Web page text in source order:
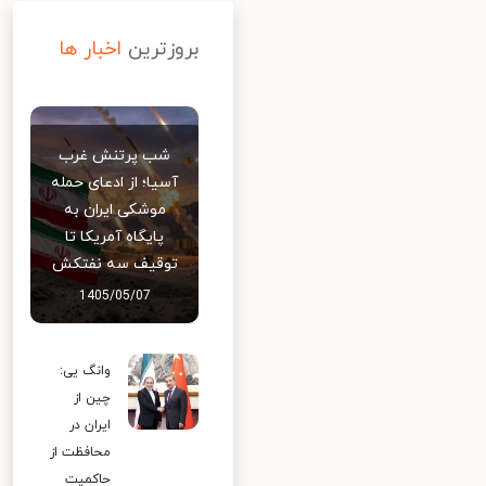
بروزترین اخبار ها
شب پرتنش غرب
آسیا؛ از ادعای حمله
موشکی ایران به
پایگاه آمریکا تا
توقیف سه نفتکش
1405/05/07
وانگ یی:
چین از
ایران در
محافظت از
حاکمیت